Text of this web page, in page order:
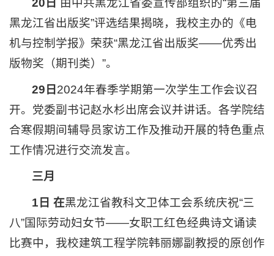
20日
由中共黑龙江省委宣传部组织的“第三届
黑龙江省出版奖”评选结果揭晓，我校主办的《电
机与控制学报》荣获“黑龙江省出版奖——优秀出
版物奖（期刊类）”。
29日 2024年春季学期第一次学生工作会议召
开。党委副书记赵水杉出席会议并讲话。各学院结
合寒假期间辅导员家访工作及推动开展的特色重点
工作情况进行交流发言。
三月
1 日在黑龙江省教科文卫体工会系统庆祝“三
八”国际劳动妇女节——女职工红色经典诗文诵读
比赛中，我校建筑工程学院韩丽娜副教授的原创作